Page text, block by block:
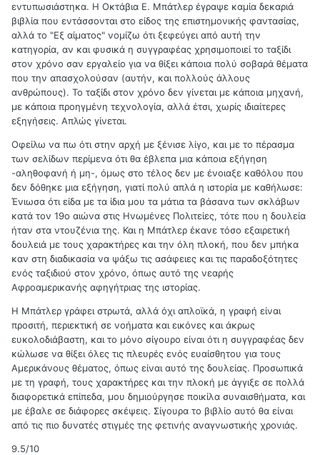
εντυπωσιάστηκα. Η Οκτάβια Ε. Μπάτλερ έγραψε καμία δεκαριά
βιβλία που εντάσσονται στο είδος της επιστημονικής φαντασίας,
αλλά το "Εξ αίματος" νομίζω ότι ξεφεύγει από αυτή την
κατηγορία, αν και φυσικά η συγγραφέας χρησιμοποιεί το ταξίδι
στον χρόνο σαν εργαλείο για να θίξει κάποια πολύ σοβαρά θέματα
που την απασχολούσαν (αυτήν, και πολλούς άλλους
ανθρώπους). Το ταξίδι στον χρόνο δεν γίνεται με κάποια μηχανή,
με κάποια προηγμένη τεχνολογία, αλλά έτσι, χωρίς ιδιαίτερες
εξηγήσεις. Απλώς γίνεται.
Οφείλω να πω ότι στην αρχή με ξένισε λίγο, και με το πέρασμα
των σελίδων περίμενα ότι θα έβλεπα μια κάποια εξήγηση
-αληθοφανή ή μη-, όμως στο τέλος δεν με ένοιαξε καθόλου που
δεν δόθηκε μια εξήγηση, γιατί πολύ απλά η ιστορία με καθήλωσε:
Ένιωσα ότι είδα με τα ίδια μου τα μάτια τα βάσανα των σκλάβων
κατά τον 19ο αιώνα στις Ηνωμένες Πολιτείες, τότε που η δουλεία
ήταν στα ντουζένια της. Και η Μπάτλερ έκανε τόσο εξαιρετική
δουλειά με τους χαρακτήρες και την όλη πλοκή, που δεν μπήκα
καν στη διαδικασία να ψάξω τις ασάφειες και τις παραδοξότητες
ενός ταξιδιού στον χρόνο, όπως αυτό της νεαρής
Αφροαμερικανής αφηγήτριας της ιστορίας.
Η Μπάτλερ γράφει στρωτά, αλλά όχι απλοϊκά, η γραφή είναι
προσιτή, περιεκτική σε νοήματα και εικόνες και άκρως
ευκολοδιάβαστη, και το μόνο σίγουρο είναι ότι η συγγραφέας δεν
κώλωσε να θίξει όλες τις πλευρές ενός ευαίσθητου για τους
Αμερικάνους θέματος, όπως είναι αυτό της δουλείας. Προσωπικά
με τη γραφή, τους χαρακτήρες και την πλοκή με άγγιξε σε πολλά
διαφορετικά επίπεδα, μου δημιούργησε ποικίλα συναισθήματα, και
με έβαλε σε διάφορες σκέψεις. Σίγουρα το βιβλίο αυτό θα είναι
από τις πιο δυνατές στιγμές της φετινής αναγνωστικής χρονιάς.
9.5/10